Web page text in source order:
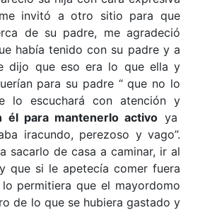
invitó a otro sitio para que
de su padre, me agradeció
había tenido con su padre y a
dijo que eso era lo que ella y
para su padre “ que no lo
lo escuchará con atención y
él para mantenerlo activo ya
iracundo, perezoso y vago”.
sacarlo de casa a caminar, ir al
que si le apetecía comer fuera
permitiera que el mayordomo
de lo que se hubiera gastado y